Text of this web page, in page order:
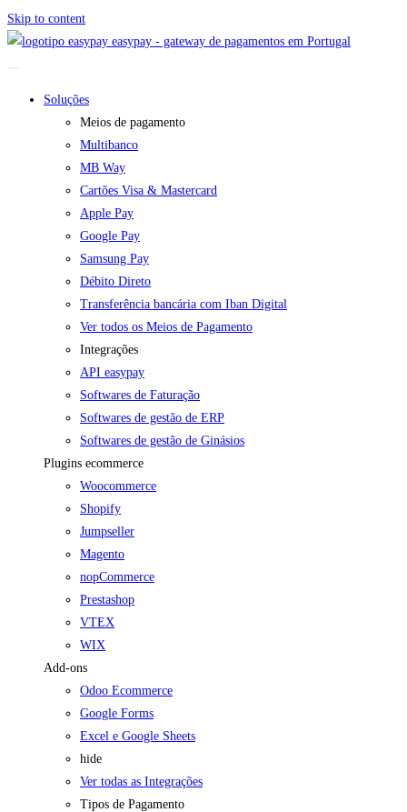
Skip to content
easypay - gateway de pagamentos em Portugal
Soluções
Meios de pagamento
Multibanco
MB Way
Cartões Visa & Mastercard
Apple Pay
Google Pay
Samsung Pay
Débito Direto
Transferência bancária com Iban Digital
Ver todos os Meios de Pagamento
Integrações
API easypay
Softwares de Faturação
Softwares de gestão de ERP
Softwares de gestão de Ginásios
Plugins ecommerce
Woocommerce
Shopify
Jumpseller
Magento
nopCommerce
Prestashop
VTEX
WIX
Add-ons
Odoo Ecommerce
Google Forms
Excel e Google Sheets
hide
Ver todas as Integrações
Tipos de Pagamento